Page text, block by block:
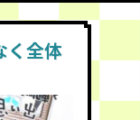
全体